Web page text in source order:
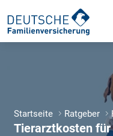
Mo -
Startseite Ratgeber
Tierarztkosten